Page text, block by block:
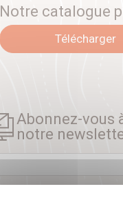
Notre catalogue
Télécharger
Abonnez-vous
notre